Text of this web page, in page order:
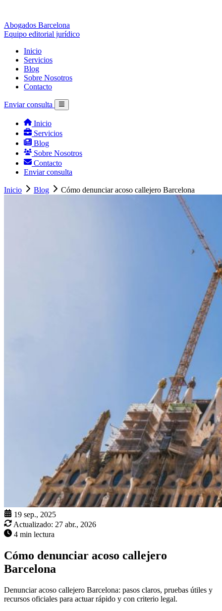
Abogados Barcelona
Equipo editorial jurídico
Inicio
Servicios
Blog
Sobre Nosotros
Contacto
Enviar consulta
Inicio
Servicios
Blog
Sobre Nosotros
Contacto
Enviar consulta
Inicio Blog Cómo denunciar acoso callejero Barcelona
19 sep., 2025
Actualizado: 27 abr., 2026
4 min lectura
Cómo denunciar acoso callejero
Barcelona
Denunciar acoso callejero Barcelona: pasos claros, pruebas útiles y
recursos oficiales para actuar rápido y con criterio legal.